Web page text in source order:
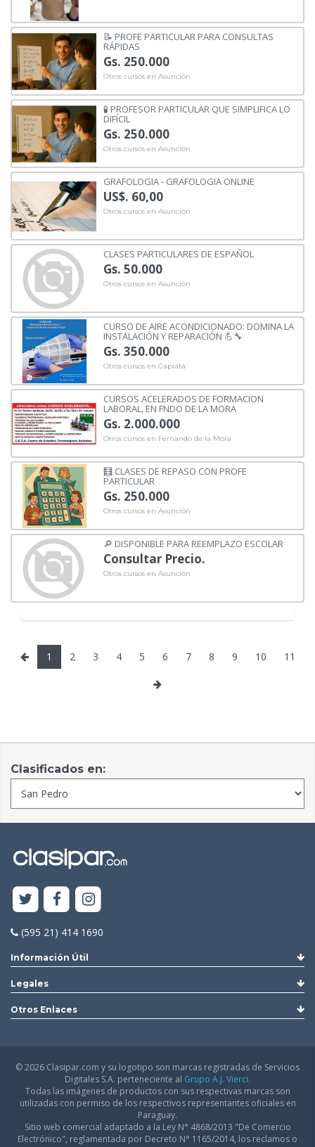
📝 PROFE PARTICULAR PARA CONSULTAS
RÁPIDAS
Gs. 250.000
Otros cursos en Asunción
🧪 PROFESOR PARTICULAR QUE SIMPLIFICA LO
DIFÍCIL
Gs. 250.000
Otros cursos en Asunción
GRAFOLOGIA - GRAFOLOGIA ONLINE
US$. 60,00
Otros cursos en Asunción
CLASES PARTICULARES DE ESPAÑOL
Gs. 50.000
Otros cursos en Asunción
CURSO DE AIRE ACONDICIONADO: DOMINA LA
INSTALACIÓN Y REPARACIÓN 💪🔧
Gs. 350.000
Otros cursos en Capiatá
CURSOS ACELERADOS DE FORMACION
LABORAL, EN FNDO DE LA MORA
Gs. 2.000.000
Otros cursos en Fernando de la Mora
🧮 CLASES DE REPASO CON PROFE
PARTICULAR
Gs. 250.000
Otros cursos en Asunción
🔎 DISPONIBLE PARA REEMPLAZO ESCOLAR
Consultar Precio.
Otros cursos en Asunción
1 2 3 4 5 6 7 8 9 10 11
Clasificados en:
(595 21) 414 1690
Información Útil
Legales
Otros Enlaces
© 2026 Clasipar.com y su logotipo son marcas registradas de Servicios
Digitales S.A. perteneciente al Grupo A.J. Vierci.
Todas las imágenes de productos con sus respectivas marcas son
utilizadas con permiso de los respectivos representantes oficiales en
Paraguay.
Sitio web comercial adaptado a la Ley N° 4868/2013 "De Comercio
Electrónico", reglamentada por Decreto N° 1165/2014, los reclamos o